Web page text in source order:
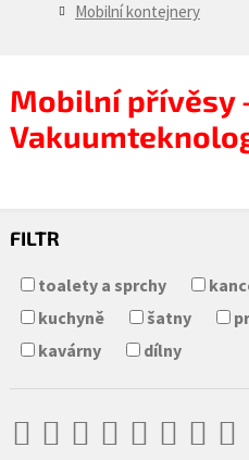
Mobilní kontejnery
Mobilní přívěsy
FILTR
toalety a sprchy
kuchyně
šatny
kavárny
dílny